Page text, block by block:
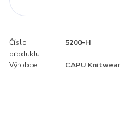
Číslo
produktu:
5200-H
Výrobce: CAPU Knitwear